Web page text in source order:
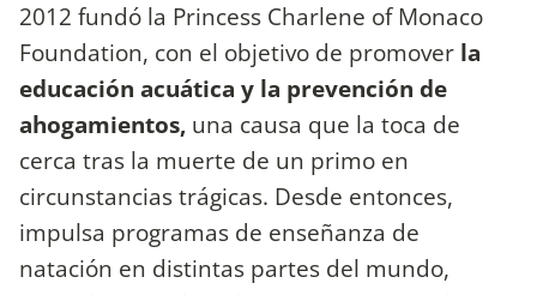
2012 fundó la Princess Charlene of Monaco
Foundation, con el objetivo de promover la
educación acuática y la prevención de
ahogamientos, una causa que la toca de
cerca tras la muerte de un primo en
circunstancias trágicas. Desde entonces,
impulsa programas de enseñanza de
natación en distintas partes del mundo,